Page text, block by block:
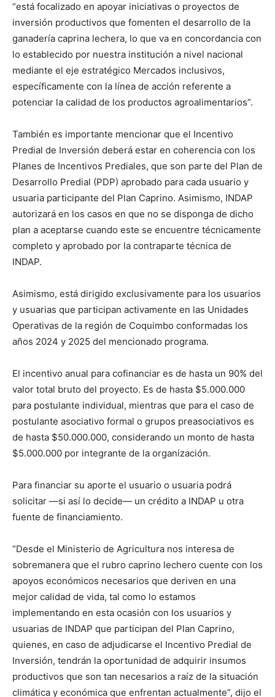
“está focalizado en apoyar iniciativas o proyectos de
inversión productivos que fomenten el desarrollo de la
ganadería caprina lechera, lo que va en concordancia con
lo establecido por nuestra institución a nivel nacional
mediante el eje estratégico Mercados inclusivos,
específicamente con la línea de acción referente a
potenciar la calidad de los productos agroalimentarios”.
También es importante mencionar que el Incentivo
Predial de Inversión deberá estar en coherencia con los
Planes de Incentivos Prediales, que son parte del Plan de
Desarrollo Predial (PDP) aprobado para cada usuario y
usuaria participante del Plan Caprino. Asimismo, INDAP
autorizará en los casos en que no se disponga de dicho
plan a aceptarse cuando este se encuentre técnicamente
completo y aprobado por la contraparte técnica de
INDAP.
Asimismo, está dirigido exclusivamente para los usuarios
y usuarias que participan activamente en las Unidades
Operativas de la región de Coquimbo conformadas los
años 2024 y 2025 del mencionado programa.
El incentivo anual para cofinanciar es de hasta un 90% del
valor total bruto del proyecto. Es de hasta $5.000.000
para postulante individual, mientras que para el caso de
postulante asociativo formal o grupos preasociativos es
de hasta $50.000.000, considerando un monto de hasta
$5.000.000 por integrante de la organización.
Para financiar su aporte el usuario o usuaria podrá
solicitar —si así lo decide— un crédito a INDAP u otra
fuente de financiamiento.
“Desde el Ministerio de Agricultura nos interesa de
sobremanera que el rubro caprino lechero cuente con los
apoyos económicos necesarios que deriven en una
mejor calidad de vida, tal como lo estamos
implementando en esta ocasión con los usuarios y
usuarias de INDAP que participan del Plan Caprino,
quienes, en caso de adjudicarse el Incentivo Predial de
Inversión, tendrán la oportunidad de adquirir insumos
productivos que son tan necesarios a raíz de la situación
climática y económica que enfrentan actualmente”, dijo el